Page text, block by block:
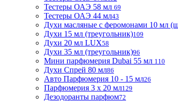
Тестеры ОАЭ 58 мл 69
Тестеры ОАЭ 44 мл43
Духи масляные с феромонами 10 мл
Духи 15 мл (треугольник)109
Духи 20 мл LUX58
Духи 35 мл (треугольник)96
Мини парфюмерия Dubai 55 мл 110
Духи Спрей 80 мл86
Авто Парфюмерия 10 - 15 мл26
Парфюмерия 3 х 20 мл129
Дезодоранты парфюм72